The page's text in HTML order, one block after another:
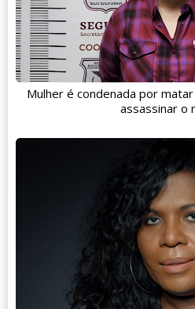
Mulher é condenada por
assassinar o